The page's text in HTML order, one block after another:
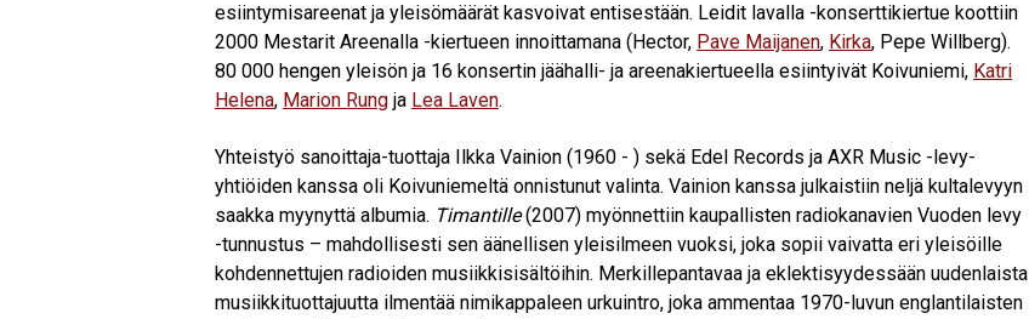
esiintymisareenat ja yleisömäärät kasvoivat entisestään. Leidit lavalla -konserttikiertue koottiin
2000 Mestarit Areenalla -kiertueen innoittamana (Hector, Pave Maijanen, Kirka, Pepe Willberg).
80 000 hengen yleisön ja 16 konsertin jäähalli- ja areenakiertueella esiintyivät Koivuniemi, Katri
Helena, Marion Rung ja Lea Laven.
Yhteistyö sanoittaja-tuottaja Ilkka Vainion (1960 - ) sekä Edel Records ja AXR Music -levy-
yhtiöiden kanssa oli Koivuniemeltä onnistunut valinta. Vainion kanssa julkaistiin neljä kultalevyyn
saakka myynyttä albumia. Timantille(2007) myönnettiin kaupallisten radiokanavien Vuoden levy
-tunnustus – mahdollisesti sen äänellisen yleisilmeen vuoksi, joka sopii vaivatta eri yleisöille
kohdennettujen radioiden musiikkisisältöihin. Merkillepantavaa ja eklektisyydessään uudenlaista
musiikkituottajuutta ilmentää nimikappaleen urkuintro, joka ammentaa 1970-luvun englantilaisten